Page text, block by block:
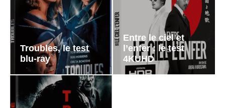
Troubles, le test
blu-ray
Entre le ciel et
l’enfer : le test
4KUHD